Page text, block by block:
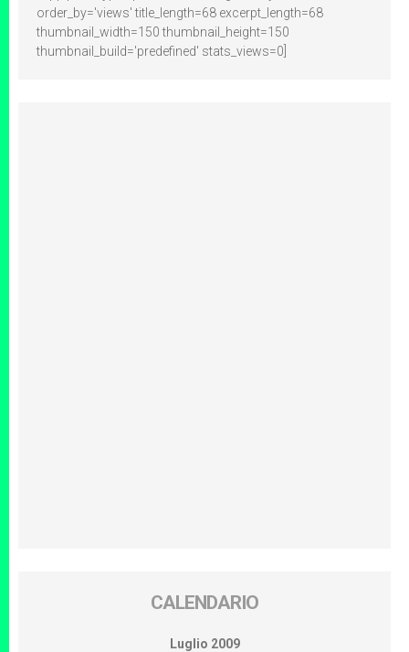
order_by='views' title_length=68 excerpt_length=68
thumbnail_width=150 thumbnail_height=150
thumbnail_build='predefined' stats_views=0]
CALENDARIO
Luglio 2009